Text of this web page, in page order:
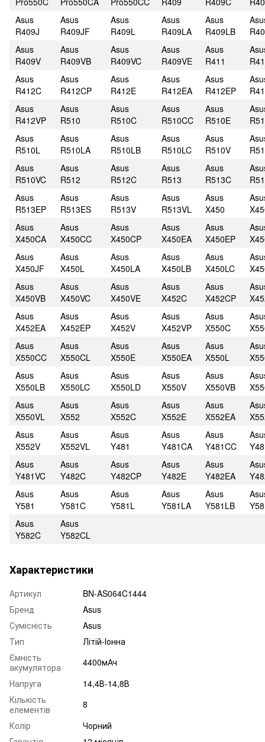
Asus
R409J
Asus
R409JF
Asus
R409L
Asus
R409LA
Asus
R409LB
Asus
R409V
Asus
R409VB
Asus
R409VC
Asus
R409VE
Asus
R411
Asus
R412C
Asus
R412CP
Asus
R412E
Asus
R412EA
Asus
R412EP
Asus
R412VP
Asus
R510
Asus
R510C
Asus
R510CC
Asus
R510E
Asus
R510L
Asus
R510LA
Asus
R510LB
Asus
R510LC
Asus
R510V
Asus
R510VC
Asus
R512
Asus
R512C
Asus
R513
Asus
R513C
Asus
R513EP
Asus
R513ES
Asus
R513V
Asus
R513VL
Asus
X450
Asus
X450CA
Asus
X450CC
Asus
X450CP
Asus
X450EA
Asus
X450EP
Asus
X450JF
Asus
X450L
Asus
X450LA
Asus
X450LB
Asus
X450LC
Asus
X450VB
Asus
X450VC
Asus
X450VE
Asus
X452C
Asus
X452CP
Asus
X452EA
Asus
X452EP
Asus
X452V
Asus
X452VP
Asus
X550C
Asus
X550CC
Asus
X550CL
Asus
X550E
Asus
X550EA
Asus
X550L
Asus
X550LB
Asus
X550LC
Asus
X550LD
Asus
X550V
Asus
X550VB
Asus
X550VL
Asus
X552
Asus
X552C
Asus
X552E
Asus
X552EA
Asus
X552V
Asus
X552VL
Asus
Y481
Asus
Y481CA
Asus
Y481CC
Asus
Y481VC
Asus
Y482C
Asus
Y482CP
Asus
Y482E
Asus
Y482EA
Asus
Y581
Asus
Y581C
Asus
Y581L
Asus
Y581LA
Asus
Y581LB
Asus
Y582C
Asus
Y582CL
Характеристики
Артикул
BN-AS064C1444
Бренд
Asus
Сумісність
Asus
Тип
Літій-Іонна
Ємність
акумулятора
4400мАч
Напруга
14,4В-14,8В
Кількість
елементів
8
Колір
Чорний